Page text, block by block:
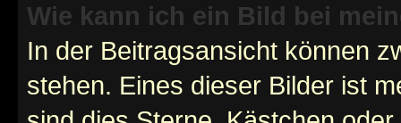
Wie kann ich ein Bild bei
In der Beitragsansicht können
stehen. Eines dieser Bilder ist